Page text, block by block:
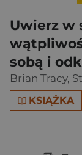
Uwierz w
sobą i
Brian Tracy,
KSIĄŻKA